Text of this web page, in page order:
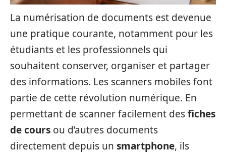
La numérisation de documents est devenue
une pratique courante, notamment pour les
étudiants et les professionnels qui
souhaitent conserver, organiser et partager
des informations. Les scanners mobiles font
partie de cette révolution numérique. En
permettant de scanner facilement desfiches
de cours ou d’autres documents
directement depuis un smartphone, ils